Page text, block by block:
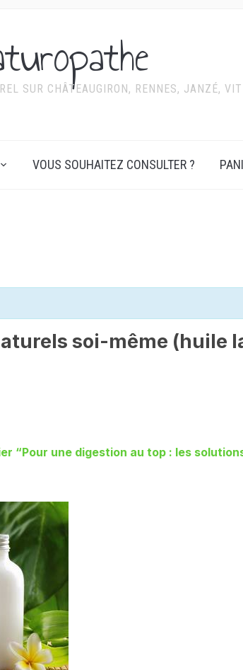
SUR CHÂTEAUGIRON, RENNES, JANZÉ,
VOUS SOUHAITEZ CONSULTER ?
soi-même (huile
“Pour une digestion au top : les